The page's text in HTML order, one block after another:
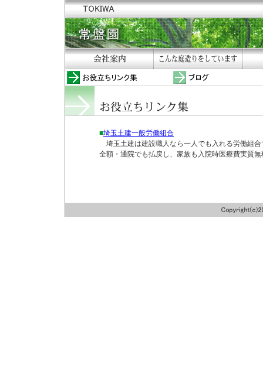
■埼玉土建一般労働組合
埼玉土建は建設職人なら一人でも入れる労働組
全額・通院でも払戻し、家族も入院時医療費実質